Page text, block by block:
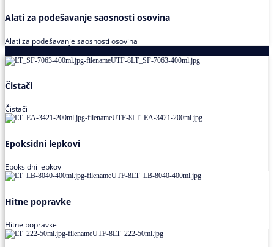
Alati za podešavanje saosnosti osovina
Alati za podešavanje saosnosti osovina
Čistači
Čistači
Epoksidni lepkovi
Epoksidni lepkovi
Hitne popravke
Hitne popravke